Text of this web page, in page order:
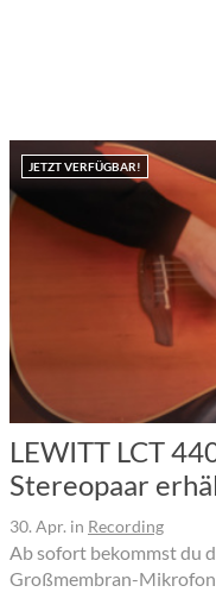
JETZT VERFÜGBAR!
LEWITT LCT
Stereopaar
30. Apr. in Recording
Ab sofort bekommst du
Großmembran-Mikrofon